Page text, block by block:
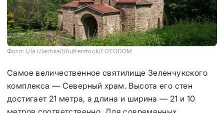
Фото: Ula Ulachka/Shutterstock/FOTODOM
Самое величественное святилище Зеленчукского
комплекса — Северный храм. Высота его стен
достигает 21 метра, а длина и ширина — 21 и 10